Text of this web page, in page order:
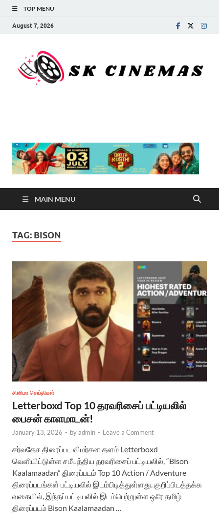
TOP MENU
August 7, 2026
MAIN MENU
TAG: BISON
சினிமா செய்திகள்
Letterboxd Top 10 தரவரிசைப் பட்டியலில்
பைசன் காளமாடன்!
January 13, 2026 - byadmin - Leave a Comment
சர்வதேச திரைப்பட விமர்சன தளம் Letterboxd
வெளியிட்டுள்ள சமீபத்திய தரவரிசைப் பட்டியலில், “Bison
Kaalamaadan” திரைப்படம் Top 10 Action / Adventure
திரைப்படங்கள் பட்டியலில் இடம்பிடித்துள்ளது. குறிப்பிடத்தக்க
வகையில், இந்தப் பட்டியலில் இடம்பெற்றுள்ள ஒரே தமிழ்
திரைப்படம் Bison Kaalamaadan …